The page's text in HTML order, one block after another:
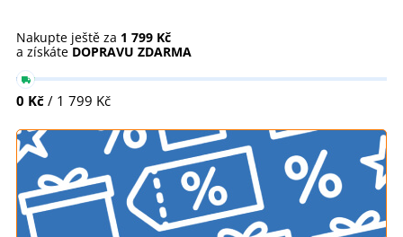
Nakupte ještě za 1 799 Kč
a získáte DOPRAVU ZDARMA
0 Kč / 1 799 Kč